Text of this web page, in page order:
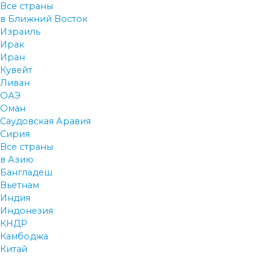
Все страны
в Ближний Восток
Израиль
Ирак
Иран
Кувейт
Ливан
ОАЭ
Оман
Саудовская Аравия
Сирия
Все страны
в Азию
Бангладеш
Вьетнам
Индия
Индонезия
КНДР
Камбоджа
Китай